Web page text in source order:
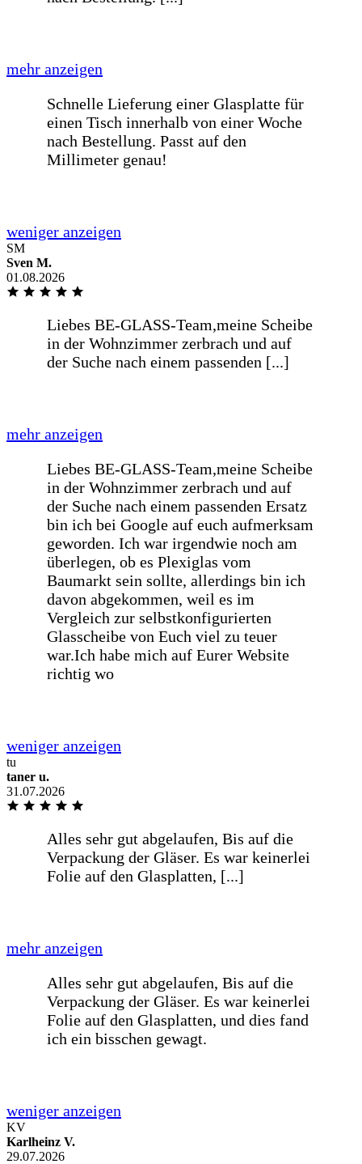
SM
Sven M.
01.08.2026
tu
taner u.
31.07.2026
KV
Karlheinz V.
29.07.2026
Kompetent freundlich
Alles bestens
Spiegel nach Maß bestellt, hat auf den
mm gepasst, Lieferung über eigenen
Fahrer, sehr freundlich
empfehlen
Super Ware, Preis-Leistung ordentlich,
Versand deutlich schneller als
ursprünglich angegeben. Vielen Dank!
.
Pünktlich wie vereinbart Hilfsbereiter
Fahrer
Unkompliziert, gute Qualität, schnelle
Lieferung